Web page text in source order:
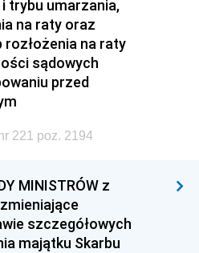
trybu umarzania,
na raty oraz
na raty
sądowych
przed
221 poz. 2194
MINISTRÓW z
szczegółowych
majątku Skarbu